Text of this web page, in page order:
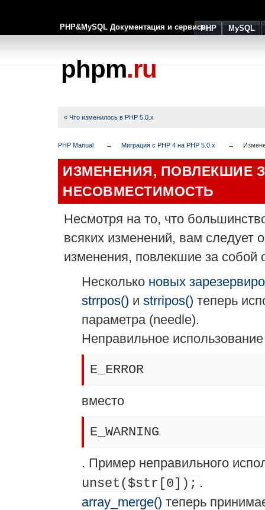
PHP&MySQL Документация и сервисыPHP MySQL
phpm.ru
« Что изменилось в PHP 5.0.x
PHP Manual Миграция с PHP 4 на PHP 5.0.x
ИЗМЕНЕНИЯ, ПОВЛЕКШИЕ
НЕСОВМЕСТИМОСТЬ
Несмотря на то, что
всяких изменений, вам
изменения, повлекшие за собой
Несколько новых
strrpos() и strripos() теперь
параметра (needle).
Неправильное
E_ERROR
вместо
E_WARNING
. Пример неправильного
unset($str[0]); .
array_merge() теперь